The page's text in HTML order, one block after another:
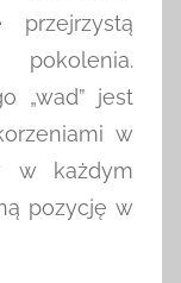
pokolenia.
„wad” jest
w
w każdym
pozycję w